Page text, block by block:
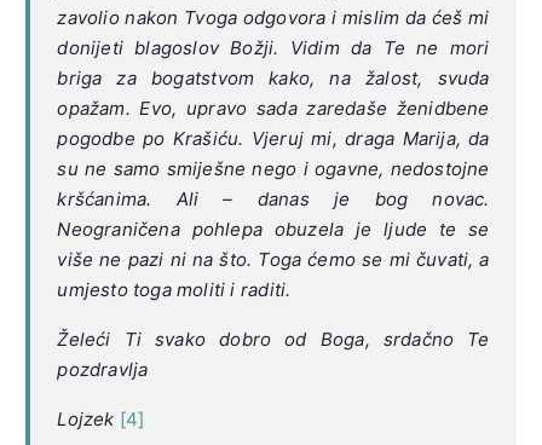
zavolio nakon Tvoga odgovora i mislim da ćeš mi
donijeti blagoslov Božji. Vidim da Te ne mori
briga za bogatstvom kako, na žalost, svuda
opažam. Evo, upravo sada zaredaše ženidbene
pogodbe po Krašiću. Vjeruj mi, draga Marija, da
su ne samo smiješne nego i ogavne, nedostojne
kršćanima. Ali – danas je bog novac.
Neograničena pohlepa obuzela je ljude te se
više ne pazi ni na što. Toga ćemo se mi čuvati, a
umjesto toga moliti i raditi.
Želeći Ti svako dobro od Boga, srdačno Te
pozdravlja
Lojzek [4]